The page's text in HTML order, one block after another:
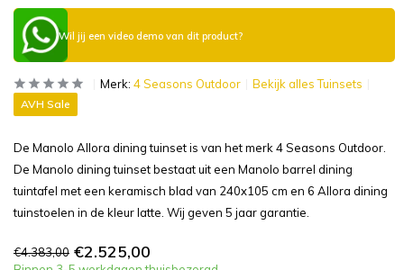
Wil jij een video demo van dit product?
Merk: 4 Seasons Outdoor Bekijk alles Tuinsets
AVH Sale
De Manolo Allora dining tuinset is van het merk 4 Seasons Outdoor.
De Manolo dining tuinset bestaat uit een Manolo barrel dining
tuintafel met een keramisch blad van 240x105 cm en 6 Allora dining
tuinstoelen in de kleur latte. Wij geven 5 jaar garantie.
€4.383,00 €2.525,00